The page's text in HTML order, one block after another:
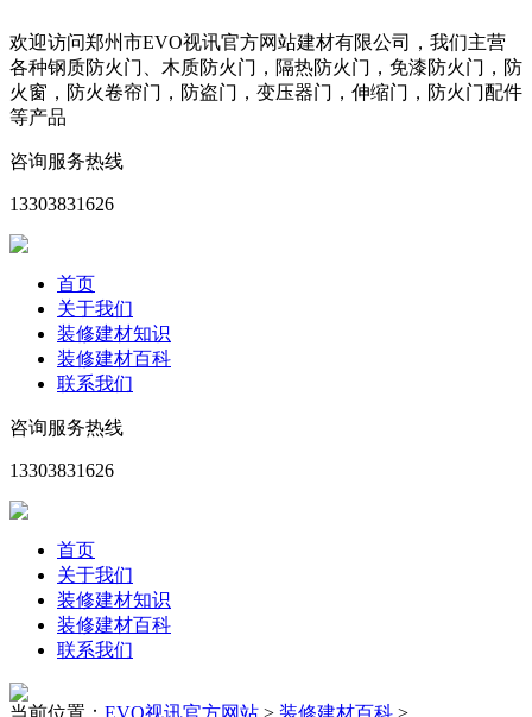
欢迎访问郑州市EVO视讯官方网站建材有限公司，我们主营
各种钢质防火门、木质防火门，隔热防火门，免漆防火门，防
火窗，防火卷帘门，防盗门，变压器门，伸缩门，防火门配件
等产品
咨询服务热线
13303831626
首页
关于我们
装修建材知识
装修建材百科
联系我们
咨询服务热线
13303831626
首页
关于我们
装修建材知识
装修建材百科
联系我们
当前位置： EVO视讯官方网站 > 装修建材百科 >